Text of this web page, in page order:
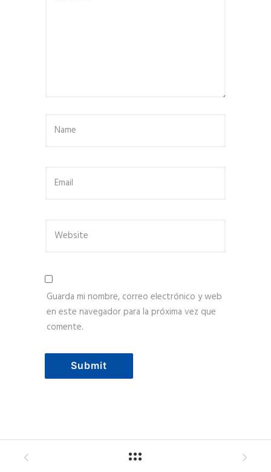
Guarda mi nombre, correo electrónico y web
en este navegador para la próxima vez que
comente.